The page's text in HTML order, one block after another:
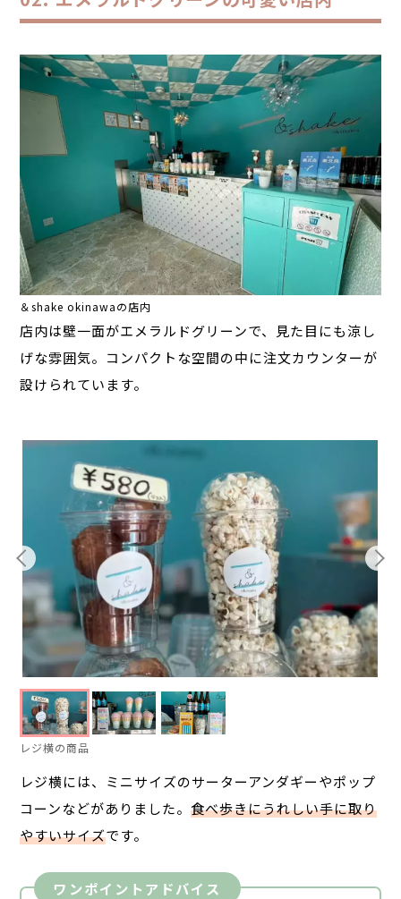
＆shake okinawaの店内
店内は壁一面がエメラルドグリーンで、見た目にも涼し
げな雰囲気。コンパクトな空間の中に注文カウンターが
設けられています。
レジ横の商品
レジ横には、ミニサイズのサーターアンダギーやポップ
コーンなどがありました。食べ歩きにうれしい手に取り
やすいサイズです。
ワンポイントアドバイス